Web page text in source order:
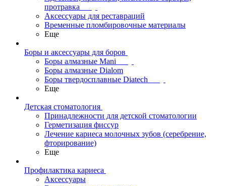
протравка
Аксессуары для реставраций
Временные пломбировочные материалы
Еще
Боры и аксессуары для боров
Боры алмазные Mani
Боры алмазные Dialom
Боры твердосплавные Diatech
Еще
Детская стоматология
Принадлежности для детской стоматологии
Герметизация фиссур
Лечение кариеса молочных зубов (серебрение,
фторирование)
Еще
Профилактика кариеса
Аксессуары